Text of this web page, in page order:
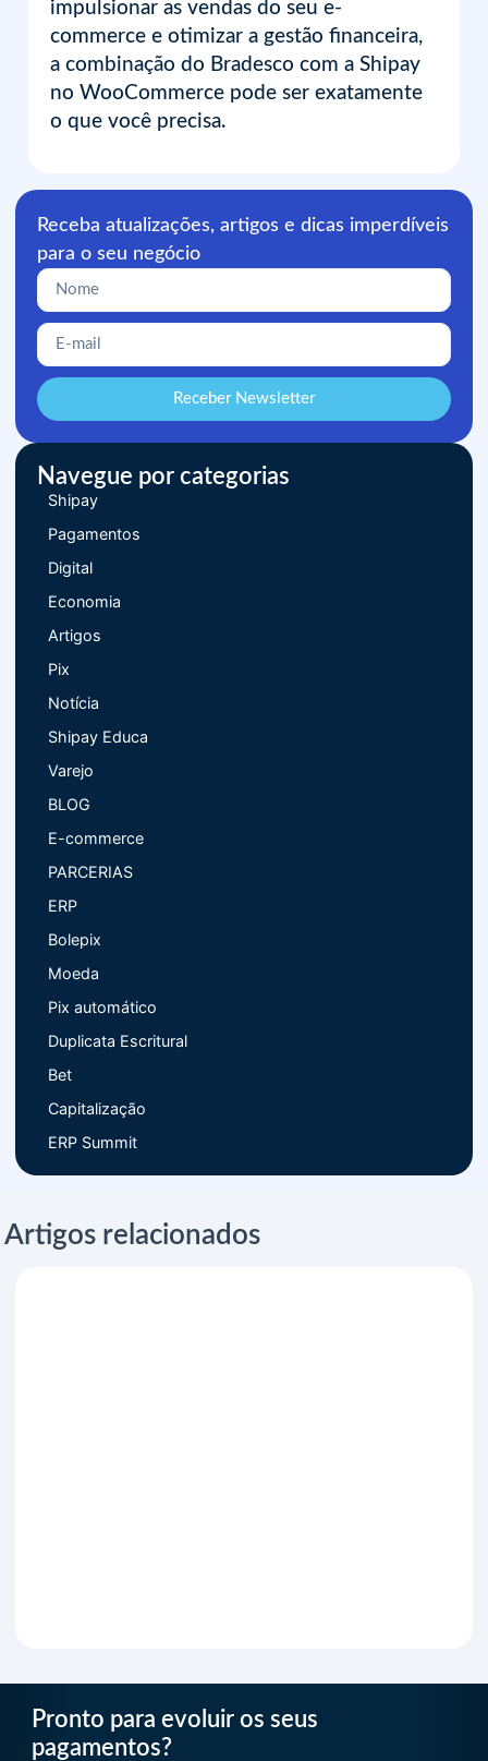
impulsionar as vendas do seu e-
commerce e otimizar a gestão financeira,
a combinação do Bradesco com a Shipay
no WooCommerce pode ser exatamente
o que você precisa.
Receba atualizações, artigos e dicas imperdíveis
para o seu negócio
Receber Newsletter
Navegue por categorias
Shipay
Pagamentos
Digital
Economia
Artigos
Pix
Notícia
Shipay Educa
Varejo
BLOG
E-commerce
PARCERIAS
ERP
Bolepix
Moeda
Pix automático
Duplicata Escritural
Bet
Capitalização
ERP Summit
Artigos relacionados
Pronto para evoluir os seus
pagamentos?